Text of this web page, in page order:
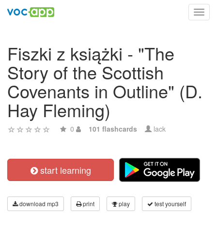
Fiszki z książki - "The
Story of the Scottish
Covenants in Outline" (D.
Hay Fleming)
0 101 flashcards lack
start learning
download mp3 print play test yourself